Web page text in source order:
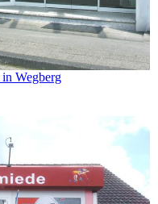
Wegberg